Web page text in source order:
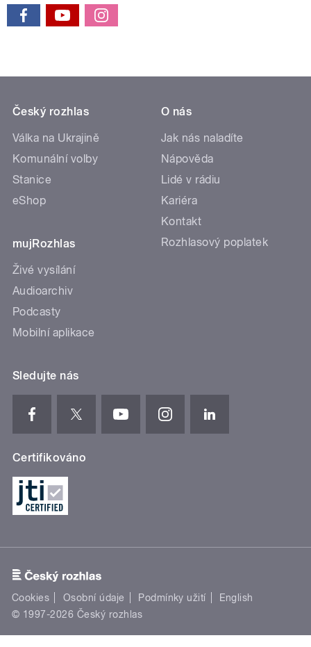
Český rozhlas
Válka na Ukrajině
Komunální volby
Stanice
eShop
mujRozhlas
Živé vysílání
Audioarchiv
Podcasty
Mobilní aplikace
O nás
Jak nás naladíte
Nápověda
Lidé v rádiu
Kariéra
Kontakt
Rozhlasový poplatek
Sledujte nás
Certifikováno
Cookies Osobní údaje Podmínky užití
English
© 1997-2026 Český rozhlas